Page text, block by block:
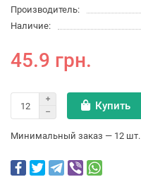
Производитель:
Наличие:
45.9 грн.
Купить
Минимальный заказ — 12 шт.